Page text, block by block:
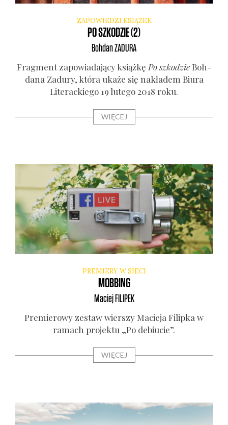
ZAPOWIEDZI KSIĄŻEK
PO SZKODZIE (2)
BohdanZADURA
Frag­ment zapo­wia­da­ją­cy książ­kę Po szko­dzieBoh­
da­na Zadu­ry, któ­ra uka­że się nakła­dem Biu­ra
Lite­rac­kie­go 19 lute­go 2018 roku.
WIĘCEJ
PREMIERY W SIECI
MOBBING
Maciej FILIPEK
Pre­mie­ro­wy zestaw wier­szy Macie­ja Filip­ka w
ramach pro­jek­tu „Po debiu­cie”.
WIĘCEJ